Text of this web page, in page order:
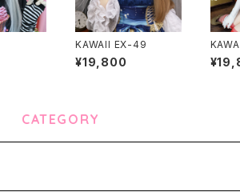
KAWAII EX-49
¥19,800
CATEGORY